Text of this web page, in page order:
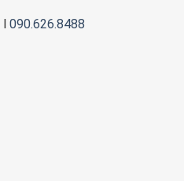
l 090.626.8488